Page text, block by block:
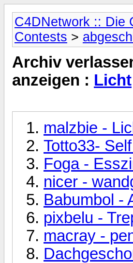
C4DNetwork :: Die
Contests >
Archiv
anzeigen : Licht
malzbie -
Totto33-
Foga -
nicer -
Babumbol -
pixbelu -
macray -